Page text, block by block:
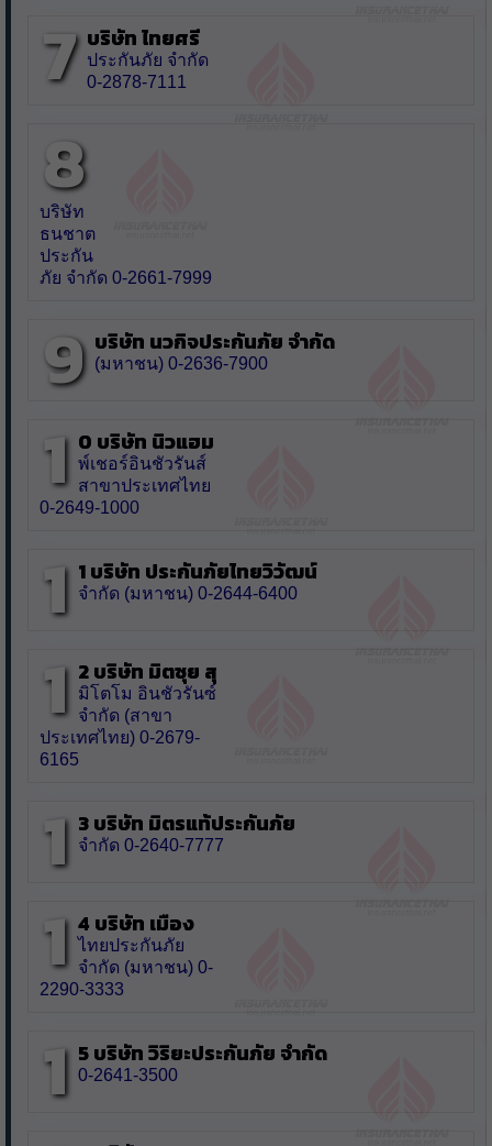
7 บริษัท ไทยศรี
ประกันภัย จำกัด
0-2878-7111
8
บริษัท
ธนชาต
ประกัน
ภัย จำกัด 0-2661-7999
9 บริษัท นวกิจประกันภัย จำกัด
(มหาชน) 0-2636-7900
1 0 บริษัท นิวแฮม
พ์เชอร์อินชัวรันส์
สาขาประเทศไทย
0-2649-1000
1 1 บริษัท ประกันภัยไทยวิวัฒน์
จำกัด (มหาชน) 0-2644-6400
1 2 บริษัท มิตซุย สุ
มิโตโม อินชัวรันซ์
จำกัด (สาขา
ประเทศไทย) 0-2679-
6165
1 3 บริษัท มิตรแท้ประกันภัย
จำกัด 0-2640-7777
1 4 บริษัท เมือง
ไทยประกันภัย
จำกัด (มหาชน) 0-
2290-3333
1 5 บริษัท วิริยะประกันภัย จำกัด
0-2641-3500